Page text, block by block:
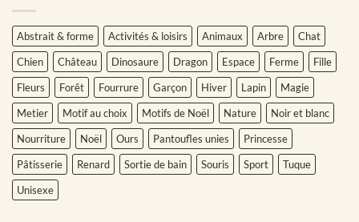
Abstrait & forme Activités & loisirs Animaux Arbre
Chat
Chien
Château Dinosaure Dragon Espace Ferme
Fille
Fleurs
Forêt Fourrure Garçon Hiver Lapin
Magie
Metier
Motif au choix Motifs de Noël Nature
Noir et blanc
Nourriture
Noël Ours Pantoufles unies
Princesse
Pâtisserie
Renard Sortie de bain Souris Sport
Tuque
Unisexe